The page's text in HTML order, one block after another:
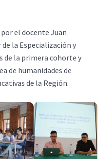
el docente Juan
la Especialización y
de la primera cohorte y
de humanidades de
de la Región.